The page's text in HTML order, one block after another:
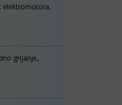
elektromotora,
grijanje,